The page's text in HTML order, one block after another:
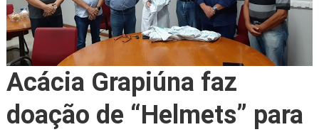
Acácia Grapiúna faz
doação de “Helmets” para